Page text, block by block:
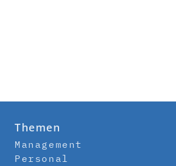
Themen
Management
Personal